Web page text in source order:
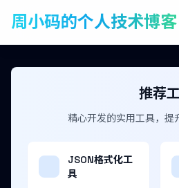
周小码的个人技术博客
推荐
精心开发的实用工具，提
JSON格式化工
具